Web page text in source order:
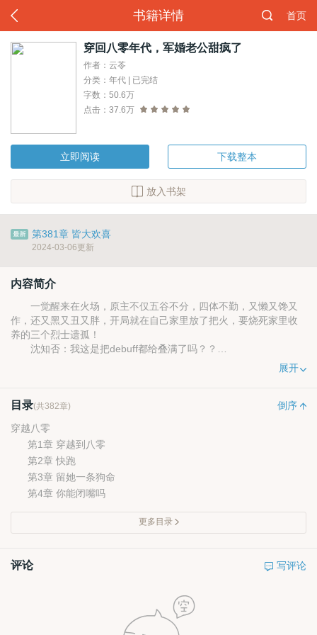
书籍详情 首页
穿回八零年代，军婚老公甜疯了
作者：云苓
分类：年代 | 已完结
字数：50.6万
点击：37.6万
立即阅读 下载整本
放入书架
第381章 皆大欢喜
2024-03-06更新
内容简介
一觉醒来在火场，原主不仅五谷不分，四体不勤，又懒又馋又
作，还又黑又丑又胖，开局就在自己家里放了把火，要烧死家里收
养的三个烈士遗孤！
沈知否：我这是把debuff都给叠满了吗？？
房子被她烧毁了一大半？不怕，给美食博主一口锅，她能创造
从平平无奇的小摊子，到享誉全市的金牌美食店，到后来世界
级美食家都要一睹为快，连锁店店店爆满，开遍全球！
一开始……
三优军人宋止戈：“这门亲事我从始至终从未觉得好过！”
后来……
展开
目录(共382章)
倒序
穿越八零
第1章 穿越到八零
第2章 快跑
第3章 留她一条狗命
第4章 你能闭嘴吗
更多目录
评论 写评论